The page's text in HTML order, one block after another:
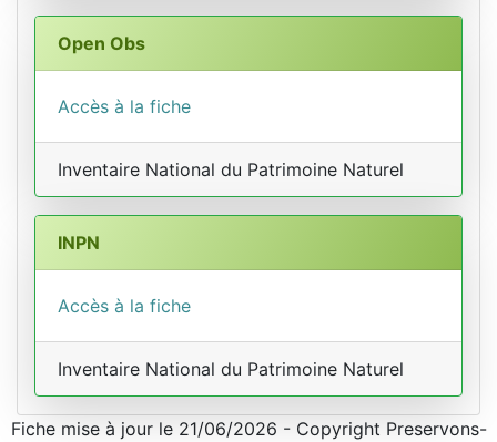
Open Obs
Accès à la fiche
Inventaire National du Patrimoine Naturel
INPN
Accès à la fiche
Inventaire National du Patrimoine Naturel
Fiche mise à jour le 21/06/2026 - Copyright Preservons-